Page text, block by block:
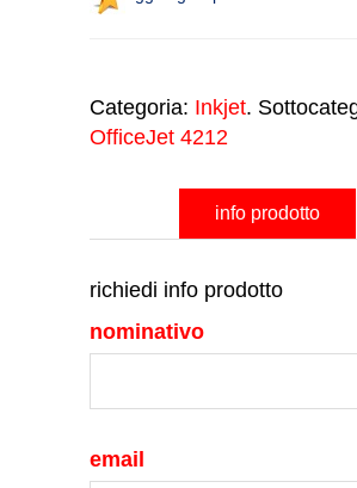
Categoria: Inkjet.
OfficeJet 4212
info prodotto
richiedi info prodotto
nominativo
email